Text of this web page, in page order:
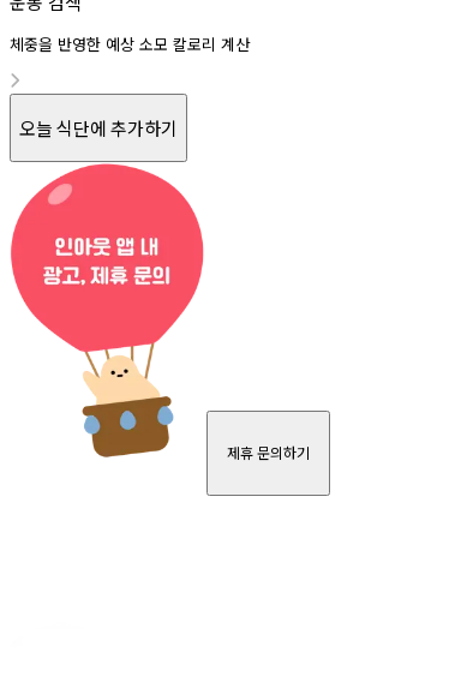
체중을 반영한 예상 소모 칼로리 계산
오늘 식단에 추가하기
제휴 문의하기